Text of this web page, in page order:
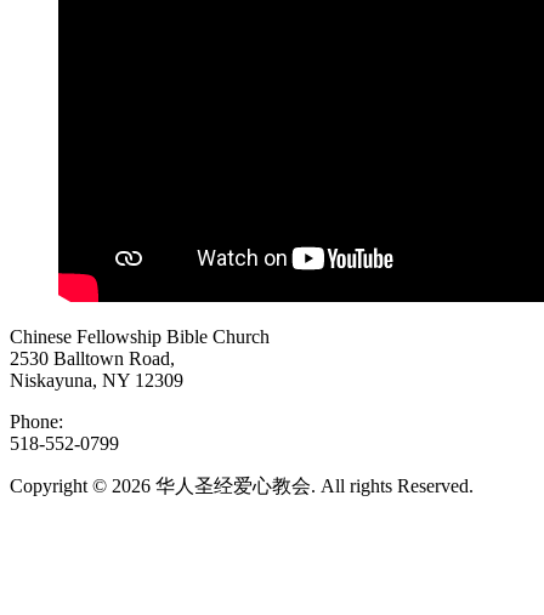
Chinese Fellowship Bible Church
2530 Balltown Road,
Niskayuna, NY 12309
Phone:
518-552-0799
Copyright © 2026 华人圣经爱心教会. All rights Reserved.